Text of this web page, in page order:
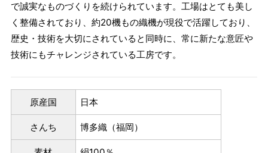
で誠実なものづくりを続けられています。工場はとても美し
く整備されており、約20機もの織機が現役で活躍しており、
歴史・技術を大切にされていると同時に、常に新たな意匠や
技術にもチャレンジされている工房です。
原産国 日本
さんち 博多織（福岡）